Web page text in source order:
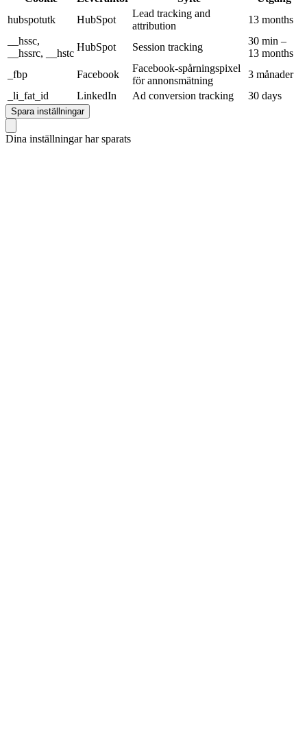
hubspotutk
HubSpot
Lead tracking and
attribution
13 months
__hssc,
__hssrc, __hstc
HubSpot Session tracking
30 min –
13 months
_fbp
Facebook
Facebook-spårningspixel
för annonsmätning
3 månader
_li_fat_id
LinkedIn Ad conversion tracking 30 days
Spara inställningar
Dina inställningar har sparats